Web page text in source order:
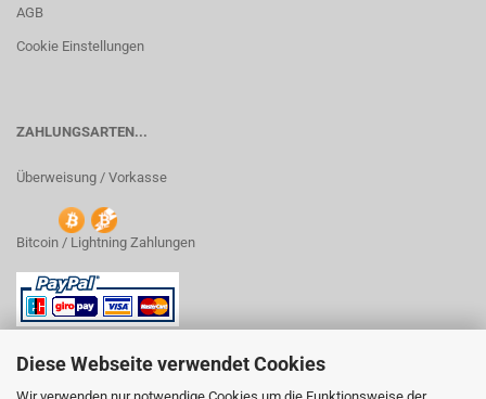
Diese Webseite verwendet Cookies
AGB
Cookie Einstellungen
ZAHLUNGSARTEN...
Überweisung / Vorkasse
Bitcoin / Lightning Zahlungen